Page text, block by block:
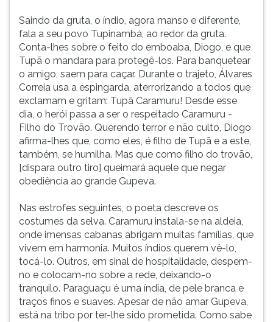
Saindo da gruta, o índio, agora manso e diferente,
fala a seu povo Tupinambá, ao redor da gruta.
Conta-lhes sobre o feito do emboaba, Diogo, e que
Tupã o mandara para protegê-los. Para banquetear
o amigo, saem para caçar. Durante o trajeto, Álvares
Correia usa a espingarda, aterrorizando a todos que
exclamam e gritam: Tupã Caramuru! Desde esse
dia, o herói passa a ser o respeitado Caramuru -
Filho do Trovão. Querendo terror e não culto, Diogo
afirma-lhes que, como eles, é filho de Tupã e a este,
também, se humilha. Mas que como filho do trovão,
[dispara outro tiro] queimará aquele que negar
obediência ao grande Gupeva.
Nas estrofes seguintes, o poeta descreve os
costumes da selva. Caramuru instala-se na aldeia,
onde imensas cabanas abrigam muitas famílias, que
vivem em harmonia. Muitos índios querem vê-lo,
tocá-lo. Outros, em sinal de hospitalidade, despem-
no e colocam-no sobre a rede, deixando-o
tranquilo. Paraguaçu é uma índia, de pele branca e
traços finos e suaves. Apesar de não amar Gupeva,
está na tribo por ter-lhe sido prometida. Como sabe